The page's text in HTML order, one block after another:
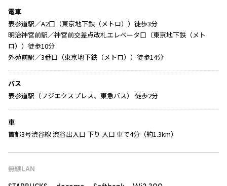
電車
表参道駅／A2口（東京地下鉄（メトロ））徒歩3分
明治神宮前駅／神宮前交差点改札エレベータ口（東京地下鉄（メト
ロ））徒歩10分
外苑前駅／3番口（東京地下鉄（メトロ））徒歩14分
バス
表参道駅（フジエクスプレス、東急バス） 徒歩2分
車
首都3号渋谷線 渋谷出入口 下り 入口 車で4分（約1.3km）
無線LAN